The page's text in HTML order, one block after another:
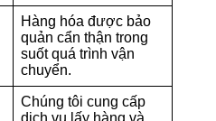
Hàng hóa được bảo
quản cẩn thận trong
suốt quá trình vận
chuyển.
Chúng tôi cung cấp